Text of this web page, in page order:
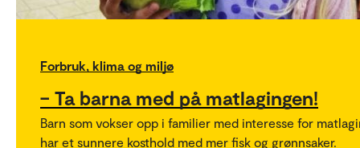
Forbruk, klima og miljø
– Ta barna med på matlagingen!
Barn som vokser opp i familier med interesse for
har et sunnere kosthold med mer fisk og grønnsaker.